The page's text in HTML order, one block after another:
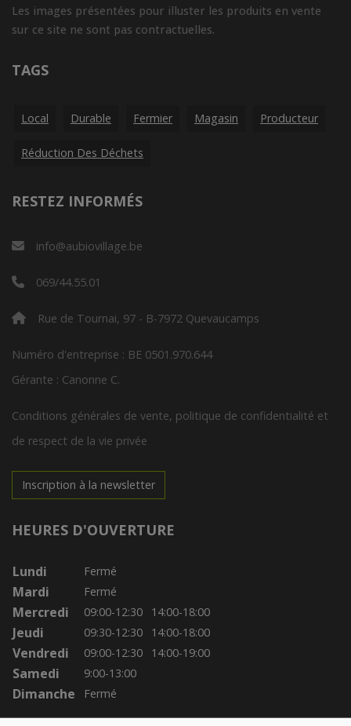
Les images présentées pour illuster les produits en vente
sur ce site ne sont pas contractuelles.
TAGS
Local Durable Fermier Magasin Producteur
Réduction Des Déchets
RESTEZ INFORMÉS
info@aubiovillage.be
069/44.55.01
Rue de Tournai, 97 - B-7972 Quevaucamps
Numéro d'entreprise : BE 0501.970.644
Gérante : Canonne C.
Conditions générales de vente, politique de confidentialité et
de respect de la vie privée
Inscription à la newsletter
HEURES D'OUVERTURE
Lundi Fermé
Mardi Fermé
Mercredi 09:00-12:30 14:00-18:00
Jeudi 09:30-12:30 14:00-18:00
Vendredi 09:00-12:30 14:00-19:00
Samedi 9:00-13:00
Dimanche Fermé